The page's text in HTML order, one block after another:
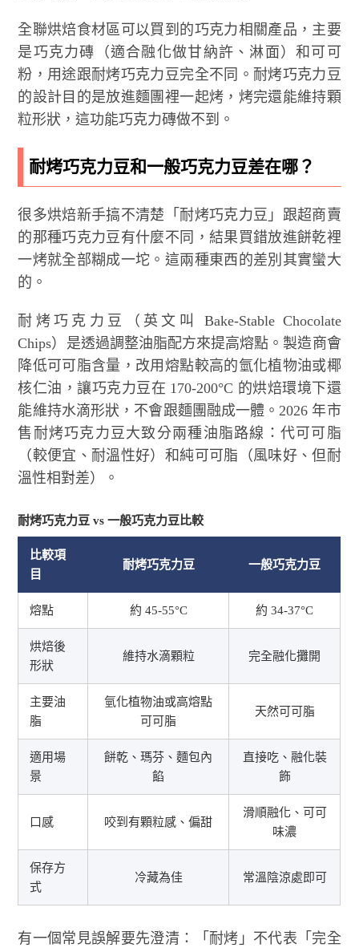
全聯烘焙食材區可以買到的巧克力相關產品，主要
是巧克力磚（適合融化做甘納許、淋面）和可可
粉，用途跟耐烤巧克力豆完全不同。耐烤巧克力豆
的設計目的是放進麵團裡一起烤，烤完還能維持顆
粒形狀，這功能巧克力磚做不到。
耐烤巧克力豆和一般巧克力豆差在哪？
很多烘焙新手搞不清楚「耐烤巧克力豆」跟超商賣
的那種巧克力豆有什麼不同，結果買錯放進餅乾裡
一烤就全部糊成一坨。這兩種東西的差別其實蠻大
的。
耐烤巧克力豆（英文叫 Bake-Stable Chocolate
Chips）是透過調整油脂配方來提高熔點。製造商會
降低可可脂含量，改用熔點較高的氫化植物油或椰
核仁油，讓巧克力豆在 170-200°C 的烘焙環境下還
能維持水滴形狀，不會跟麵團融成一體。2026 年市
售耐烤巧克力豆大致分兩種油脂路線：代可可脂
（較便宜、耐溫性好）和純可可脂（風味好、但耐
溫性相對差）。
耐烤巧克力豆 vs 一般巧克力豆比較
比較項
目
耐烤巧克力豆 一般巧克力豆
熔點 約 45-55°C 約 34-37°C
烘焙後
形狀
維持水滴顆粒 完全融化攤開
主要油
脂
氫化植物油或高熔點
可可脂
天然可可脂
適用場
景
餅乾、瑪芬、麵包內
餡
直接吃、融化裝
飾
口感 咬到有顆粒感、偏甜
滑順融化、可可
味濃
保存方
式
冷藏為佳 常溫陰涼處即可
有一個常見誤解要先澄清：「耐烤」不代表「完全